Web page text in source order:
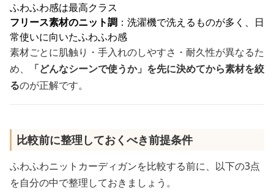
ふわふわ感は最高クラス
フリース素材のニット調 ：洗濯機で洗えるものが多く、日
常使いに向いたふわふわ感
素材ごとに肌触り・手入れのしやすさ・耐久性が異なるた
め、
「どんなシーンで使うか」を先に決めてから素材を絞
るのが正解です。
比較前に整理しておくべき前提条件
ふわふわニットカーディガンを比較する前に、以下の3点
を自分の中で整理しておきましょう。